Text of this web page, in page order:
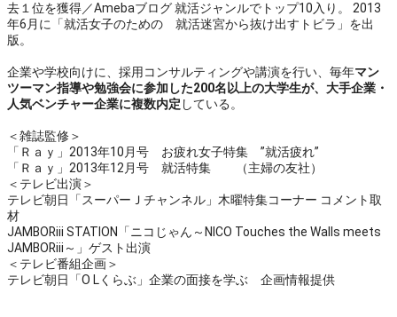
去１位を獲得／Amebaブログ 就活ジャンルでトップ10入り。 2013
年6月に「就活女子のための 就活迷宮から抜け出すトビラ」を出
版。
企業や学校向けに、採用コンサルティングや講演を行い、毎年マン
ツーマン指導や勉強会に参加した200名以上の大学生が、大手企業・
人気ベンチャー企業に複数内定 している。
＜雑誌監修＞
「Ｒａｙ」2013年10月号 お疲れ女子特集 ”就活疲れ”
「Ｒａｙ」2013年12月号 就活特集 （主婦の友社）
＜テレビ出演＞
テレビ朝日「スーパーＪチャンネル」木曜特集コーナー コメント取
材
JAMBORiii STATION「ニコじゃん～NICO Touches the Walls meets
JAMBORiii～」ゲスト出演
＜テレビ番組企画＞
テレビ朝日「O Lくらぶ」企業の面接を学ぶ 企画情報提供